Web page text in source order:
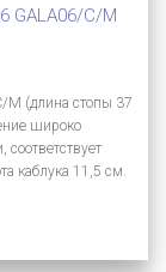
GALA06/C/M
M (длина стопы 37
широко
каблука 11,5 см.